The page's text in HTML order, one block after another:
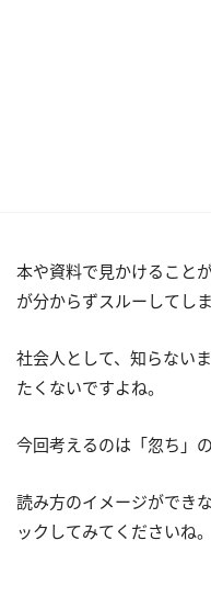
本や資料で見かけること
が分からずスルーしてし
社会人として、知らない
たくないですよね。
今回考えるのは「忽ち」
読み方のイメージができ
ックしてみてくださいね。